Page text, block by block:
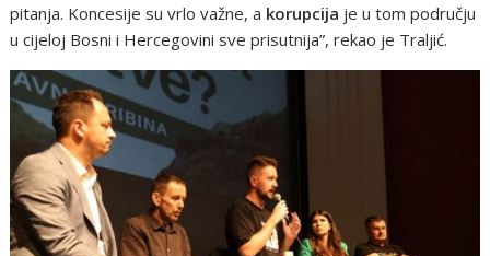
pitanja. Koncesije su vrlo važne, a korupcija je u tom području
u cijeloj Bosni i Hercegovini sve prisutnija”, rekao je Traljić.